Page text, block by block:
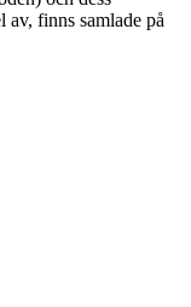
av, finns samlade på